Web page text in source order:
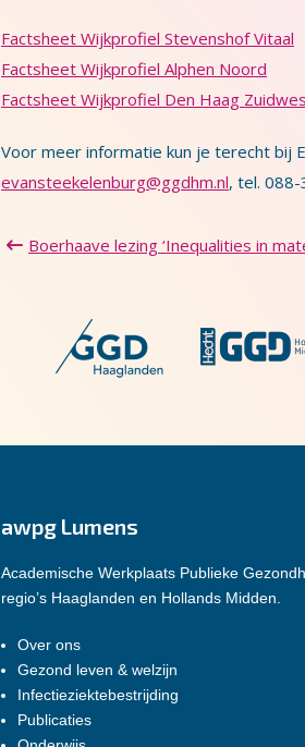
Factsheet Wijkprofiel Stevenshof Vitaal
Factsheet Wijkprofiel Alphen Noord
Factsheet Wijkprofiel Den Haag
Voor meer informatie kun je terecht bij
evansteekelenburg@ggdhm.nl, tel.
Boerhaave lezing ‘Inequalities in
awpg Lumens
Academische Werkplaats Publieke
regio’s Haaglanden en Hollands Midden.
Over ons
Gezond leven & welzijn
Infectieziektebestrijding
Publicaties